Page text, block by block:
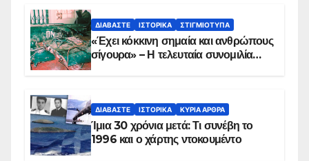
ΔΙΑΒΆΣΤΕ ΙΣΤΟΡΙΚΆ ΣΤΙΓΜΙΌΤΥΠΑ
«Έχει κόκκινη σημαία και ανθρώπους
σίγουρα» – Η τελευταία συνομιλία
ΔΙΑΒΆΣΤΕ ΙΣΤΟΡΙΚΆ ΚΥΡΙΑ ΑΡΘΡΑ
Ίμια 30 χρόνια μετά: Τι συνέβη το
1996 και ο χάρτης ντοκουμέντο